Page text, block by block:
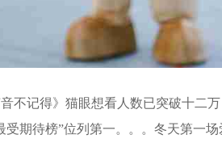
声音不记得》猫眼想看人数已突破十二万
眼“最受期待榜”位列第一。。。冬天第